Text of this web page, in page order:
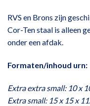
RVS en Brons zijn
Cor-Ten staal is alleen
onder een afdak.
Formaten/inhoud urn:
Extra extra small: 10 x
Extra small: 15 x 15 x